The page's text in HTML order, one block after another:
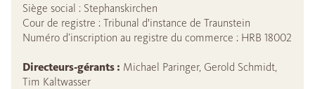
Siège social : Stephanskirchen
Cour de registre : Tribunal d'instance de Traunstein
Numéro d’inscription au registre du commerce : HRB 18002
Directeurs-gérants : Michael Paringer, Gerold Schmidt,
Tim Kaltwasser